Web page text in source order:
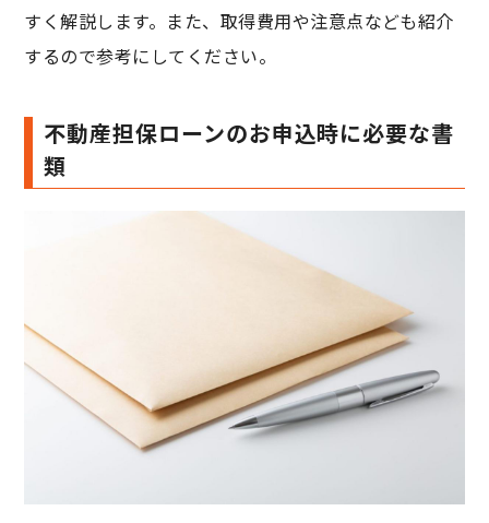
すく解説します。また、取得費用や注意点なども紹介
するので参考にしてください。
不動産担保ローンのお申込時に必要な書
類